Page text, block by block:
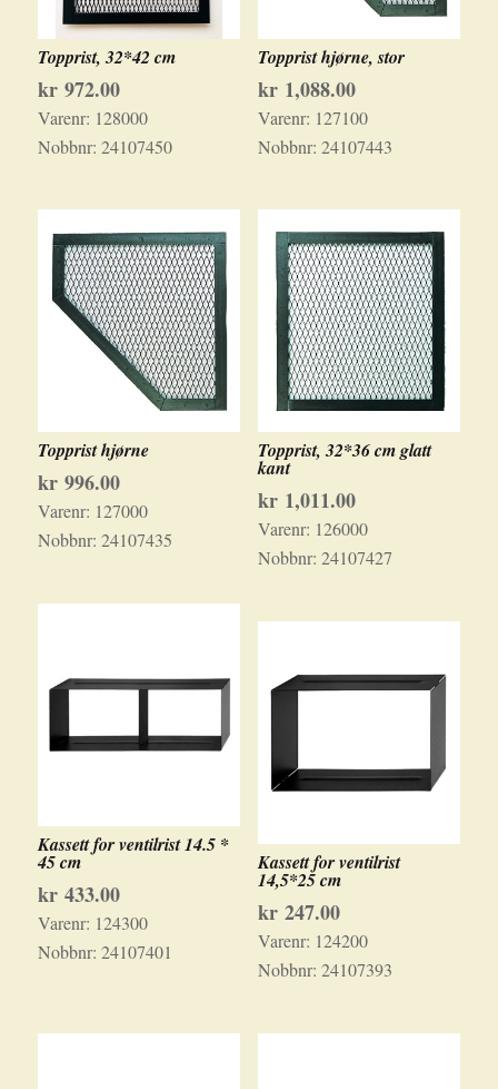
Topprist, 32*42 cm
kr972.00
Varenr: 128000
Nobbnr: 24107450
Topprist hjørne, stor
kr1,088.00
Varenr: 127100
Nobbnr: 24107443
Topprist hjørne
kr996.00
Varenr: 127000
Nobbnr: 24107435
Topprist, 32*36 cm glatt
kant
kr1,011.00
Varenr: 126000
Nobbnr: 24107427
Kassett for ventilrist 14.5 *
45 cm
kr433.00
Varenr: 124300
Nobbnr: 24107401
Kassett for ventilrist
14,5*25 cm
kr247.00
Varenr: 124200
Nobbnr: 24107393